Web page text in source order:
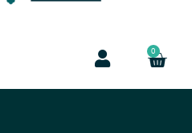
0